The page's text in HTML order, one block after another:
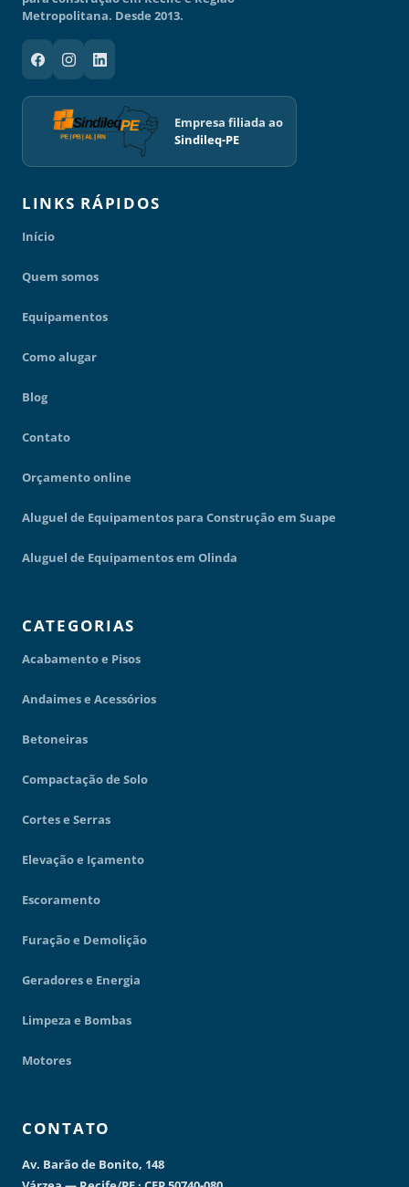
Metropolitana. Desde 2013.
Empresa filiada ao
Sindileq-PE
LINKS RÁPIDOS
Início
Quem somos
Equipamentos
Como alugar
Blog
Contato
Orçamento online
Aluguel de Equipamentos para Construção em Suape
Aluguel de Equipamentos em Olinda
CATEGORIAS
Acabamento e Pisos
Andaimes e Acessórios
Betoneiras
Compactação de Solo
Cortes e Serras
Elevação e Içamento
Escoramento
Furação e Demolição
Geradores e Energia
Limpeza e Bombas
Motores
CONTATO
Av. Barão de Bonito, 148